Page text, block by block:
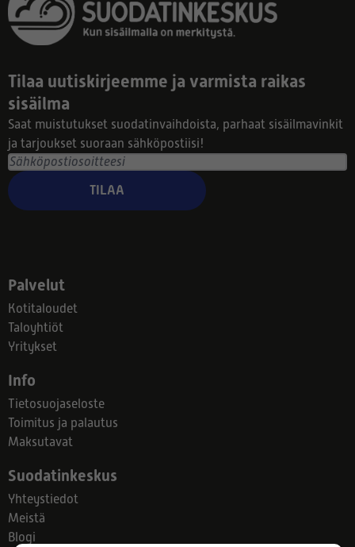
Tilaa uutiskirjeemme ja varmista raikas
sisäilma
Saat muistutukset suodatinvaihdoista, parhaat sisäilmavinkit
ja tarjoukset suoraan sähköpostiisi!
TILAA
Palvelut
Kotitaloudet
Taloyhtiöt
Yritykset
Info
Tietosuojaseloste
Toimitus ja palautus
Maksutavat
Suodatinkeskus
Yhteystiedot
Meistä
Blogi